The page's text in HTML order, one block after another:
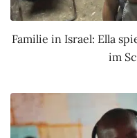
Familie in Israel: Ella
im